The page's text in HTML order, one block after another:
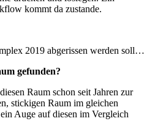
kommt da zustande.
2019 abgerissen werden soll…
gefunden?
Raum schon seit Jahren zur
stickigen Raum im gleichen
Auge auf diesen im Vergleich